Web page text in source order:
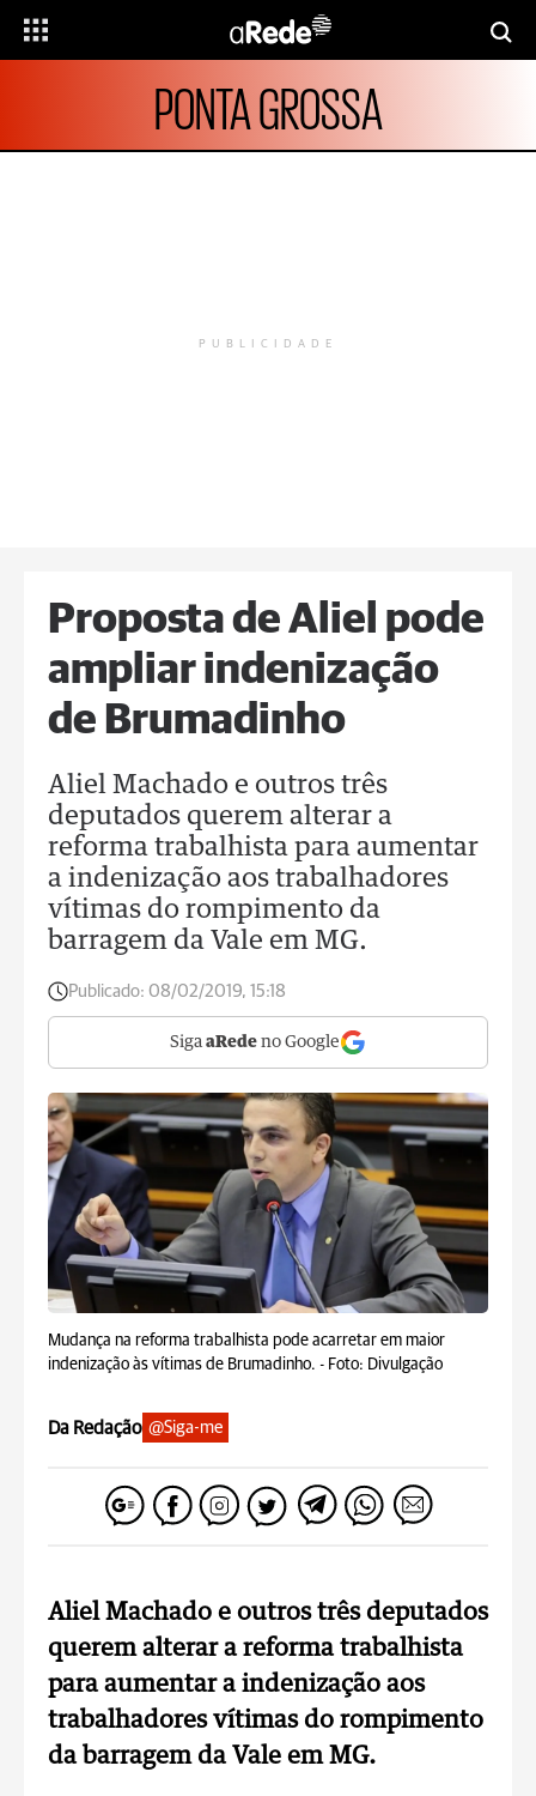
PONTA GROSSA
PUBLICIDADE
Proposta de Aliel pode
ampliar indenização
de Brumadinho
Aliel Machado e outros três
deputados querem alterar a
reforma trabalhista para aumentar
a indenização aos trabalhadores
vítimas do rompimento da
barragem da Vale em MG.
Publicado: 08/02/2019, 15:18
Siga aRede no Google
Mudança na reforma trabalhista pode acarretar em maior
indenização às vítimas de Brumadinho. - Foto: Divulgação
Da Redação @Siga-me
Aliel Machado e outros três deputados
querem alterar a reforma trabalhista
para aumentar a indenização aos
trabalhadores vítimas do rompimento
da barragem da Vale em MG.